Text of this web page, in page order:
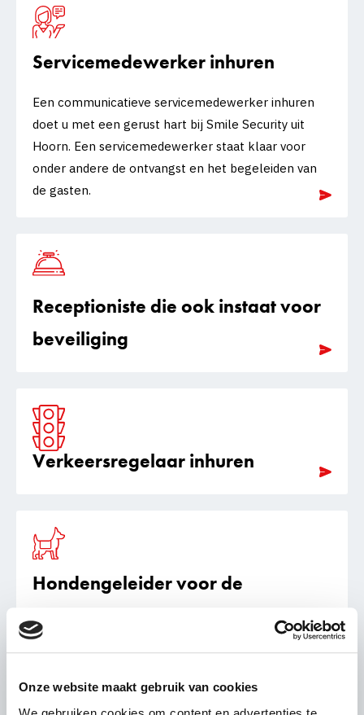
Onze website maakt gebruik van cookies
Servicemedewerker inhuren
Een communicatieve servicemedewerker inhuren
doet u met een gerust hart bij Smile Security uit
Hoorn. Een servicemedewerker staat klaar voor
onder andere de ontvangst en het begeleiden van
de gasten.
Receptioniste die ook instaat voor
beveiliging
Verkeersregelaar inhuren
Hondengeleider voor de
beveiliging van terreinen